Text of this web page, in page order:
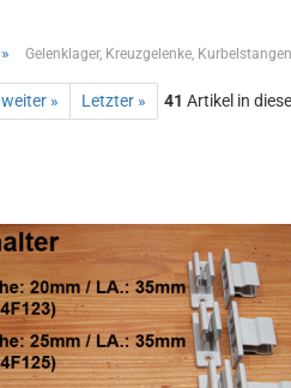
» Gelenklager, Kreuzgelenke, Kurbelstangen
weiter » Letzter » 41 Artikel in